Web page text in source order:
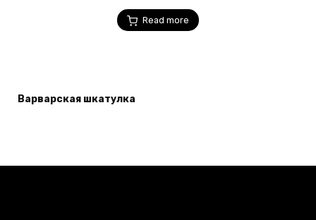
Read more
Варварская шкатулка